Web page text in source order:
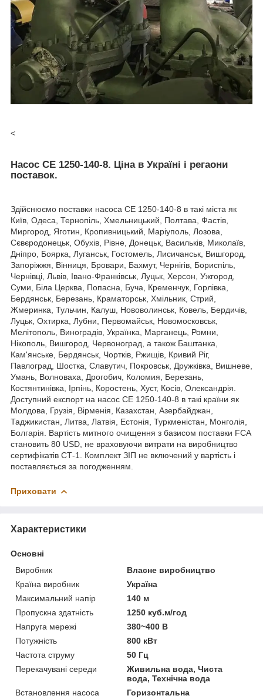
<
Насос СЕ 1250-140-8. Ціна в Україні і регаони
поставок.
Здійснюємо поставки насоса СЕ 1250-140-8 в такі міста як
Київ, Одеса, Тернопіль, Хмельницький, Полтава, Фастів,
Миргород, Яготин, Кропивницький, Маріуполь, Лозова,
Сєвєродонецьк, Обухів, Рівне, Донецьк, Васильків, Миколаїв,
Дніпро, Боярка, Луганськ, Гостомель, Лисичанськ, Вишгород,
Запоріжжя, Вінниця, Бровари, Бахмут, Чернігів, Бориспіль,
Чернівці, Львів, Івано-Франківськ, Луцьк, Херсон, Ужгород,
Суми, Біла Церква, Попасна, Буча, Кременчук, Горлівка,
Бердянськ, Березань, Краматорськ, Хмільник, Стрий,
Жмеринка, Тульчин, Калуш, Нововолинськ, Ковель, Бердичів,
Луцьк, Охтирка, Лубни, Первомайськ, Новомосковськ,
Мелітополь, Виноградів, Українка, Марганець, Ромни,
Нікополь, Вишгород, Червоноград, а також Баштанка,
Кам'янське, Бердянськ, Чортків, Ржищів, Кривий Ріг,
Павлоград, Шостка, Славутич, Покровськ, Дружківка, Вишневе,
Умань, Волноваха, Дрогобич, Коломия, Березань,
Костянтинівка, Ірпінь, Коростень, Хуст, Косів, Олександрія.
Доступний експорт на насос СЕ 1250-140-8 в такі країни як
Молдова, Грузія, Вірменія, Казахстан, Азербайджан,
Таджикистан, Литва, Латвія, Естонія, Туркменістан, Монголія,
Болгарія. Вартість митного очищення з базисом поставки FCA
становить 80 USD, не враховуючи витрати на виробництво
сертифікатів СТ-1. Комплект ЗІП не включений у вартість і
поставляється за погодженням.
Приховати
Характеристики
Основні
Виробник
Власне виробництво
Країна виробник
Україна
Максимальний напір
140 м
Пропускна здатність
1250 куб.м/год
Напруга мережі
380~400 В
Потужність
800 кВт
Частота струму
50 Гц
Перекачувані середи
Живильна вода, Чиста
вода, Технічна вода
Встановлення насоса
Горизонтальна